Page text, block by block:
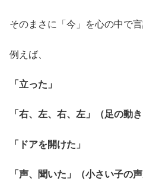
そのまさに「今」を心の中で言
例えば、
「立った」
「右、左、右、左」（足の動き
「ドアを開けた」
「声、聞いた」（小さい子の声